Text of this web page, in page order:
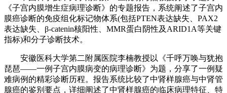
《子宫内膜增生症病理诊断》的专题报告，系统阐述了子宫内
膜癌诊断的免疫组化标记物体系(包括PTEN表达缺失、PAX2
表达缺失、β-catenin核阳性、MMR蛋白阴性及ARID1A等关键
指标)和分子诊断技术。
安徽医科大学第二附属医院李楠教授以《千呼万唤与犹抱
琵琶——一例子宫内膜病变的病理诊断》为题，分享了一例疑
难病例的精彩诊断历程。报告系统比较了中肾样腺癌与中肾管
腺癌的鉴别要点，详细阐述了中肾样腺癌的临床病理特征、特